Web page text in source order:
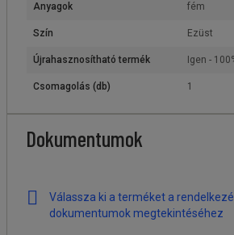
Anyagok fém
Szín Ezüst
Újrahasznosítható termék Igen -
Csomagolás (db) 1
Dokumentumok
Válassza ki a terméket a
dokumentumok megtekintéséhez